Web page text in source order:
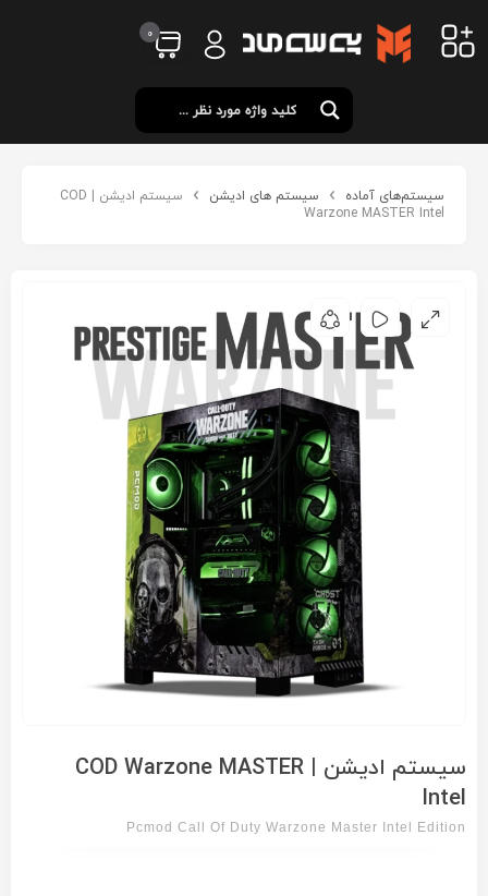
0
سیستم‌های آماده سیستم های ادیشن
سیستم ادیشن | COD
Warzone MASTER Intel
سیستم ادیشن | COD Warzone MASTER
Intel
Pcmod Call Of Duty Warzone Master Intel Edition